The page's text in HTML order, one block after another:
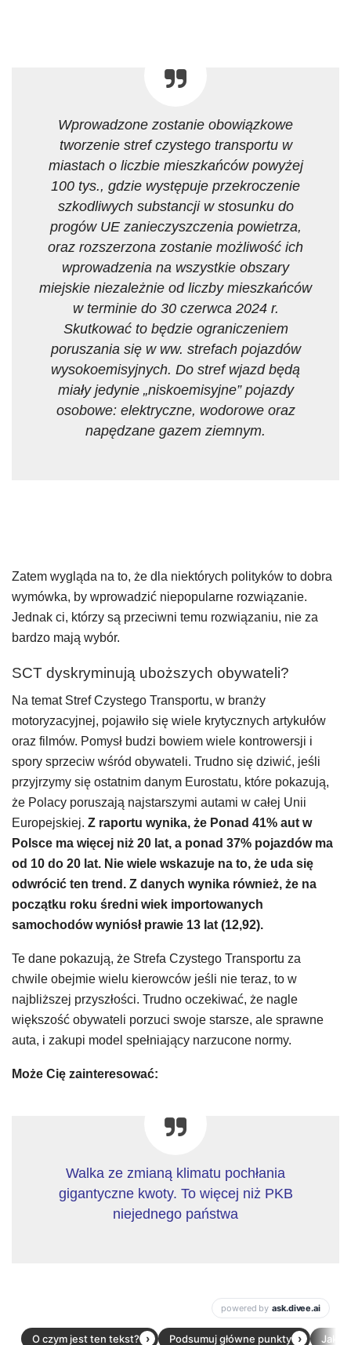
Wprowadzone zostanie obowiązkowe
tworzenie stref czystego transportu w
miastach o liczbie mieszkańców powyżej
100 tys., gdzie występuje przekroczenie
szkodliwych substancji w stosunku do
progów UE zanieczyszczenia powietrza,
oraz rozszerzona zostanie możliwość ich
wprowadzenia na wszystkie obszary
miejskie niezależnie od liczby mieszkańców
w terminie do 30 czerwca 2024 r.
Skutkować to będzie ograniczeniem
poruszania się w ww. strefach pojazdów
wysokoemisyjnych. Do stref wjazd będą
miały jedynie „niskoemisyjne” pojazdy
osobowe: elektryczne, wodorowe oraz
napędzane gazem ziemnym.
Zatem wygląda na to, że dla niektórych polityków to dobra
wymówka, by wprowadzić niepopularne rozwiązanie.
Jednak ci, którzy są przeciwni temu rozwiązaniu, nie za
bardzo mają wybór.
SCT dyskryminują uboższych obywateli?
Na temat Stref Czystego Transportu, w branży
motoryzacyjnej, pojawiło się wiele krytycznych artykułów
oraz filmów. Pomysł budzi bowiem wiele kontrowersji i
spory sprzeciw wśród obywateli. Trudno się dziwić, jeśli
przyjrzymy się ostatnim danym Eurostatu, które pokazują,
że Polacy poruszają najstarszymi autami w całej Unii
Europejskiej. Z raportu wynika, że Ponad 41% aut w
Polsce ma więcej niż 20 lat, a ponad 37% pojazdów ma
od 10 do 20 lat. Nie wiele wskazuje na to, że uda się
odwrócić ten trend. Z danych wynika również, że na
początku roku średni wiek importowanych
samochodów wyniósł prawie 13 lat (12,92).
Te dane pokazują, że Strefa Czystego Transportu za
chwile obejmie wielu kierowców jeśli nie teraz, to w
najbliższej przyszłości. Trudno oczekiwać, że nagle
większość obywateli porzuci swoje starsze, ale sprawne
auta, i zakupi model spełniający narzucone normy.
Może Cię zainteresować:
Walka ze zmianą klimatu pochłania
gigantyczne kwoty. To więcej niż PKB
niejednego państwa